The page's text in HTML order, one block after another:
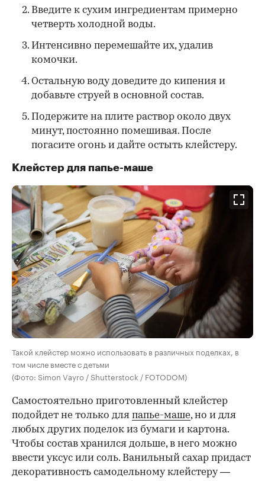
Введите к сухим ингредиентам примерно
четверть холодной воды.
Интенсивно перемешайте их, удалив
комочки.
Остальную воду доведите до кипения и
добавьте струей в основной состав.
Подержите на плите раствор около двух
минут, постоянно помешивая. После
погасите огонь и дайте остыть клейстеру.
Клейстер для папье-маше
Такой клейстер можно использовать в различных поделках, в
том числе вместе с детьми
(Фото: Simon Vayro / Shutterstock / FOTODOM)
Самостоятельно приготовленный клейстер
подойдет не только для папье-маше, но и для
любых других поделок из бумаги и картона.
Чтобы состав хранился дольше, в него можно
ввести уксус или соль. Ванильный сахар придаст
декоративность самодельному клейстеру —